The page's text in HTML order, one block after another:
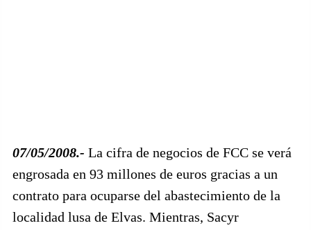
07/05/2008.- La cifra de negocios de FCC se verá
engrosada en 93 millones de euros gracias a un
contrato para ocuparse del abastecimiento de la
localidad lusa de Elvas. Mientras, Sacyr